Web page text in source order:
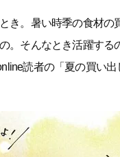
き。暑い時季の食材
。そんなとき活躍する
読者の「夏の買い